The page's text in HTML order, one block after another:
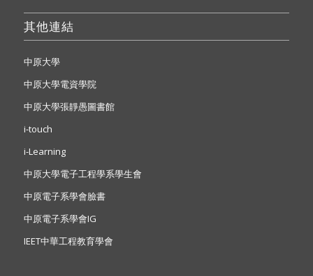
其他連結
中原大學
中原大學電資學院
中原大學張靜愚圖書館
i-touch
i-Learning
中原大學電子工程學系學生會
中原電子系學會臉書
中原電子系學會IG
IEET中華工程教育學會